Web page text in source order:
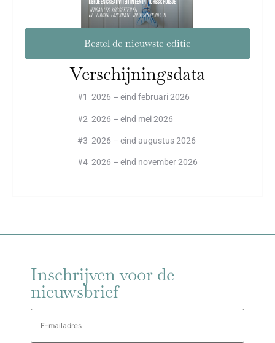
Bestel de nieuwste editie
Verschijningsdata
#1 2026 – eind februari 2026
#2 2026 – eind mei 2026
#3 2026 – eind augustus 2026
#4 2026 – eind november 2026
Inschrijven voor de
nieuwsbrief
E-
mailadres